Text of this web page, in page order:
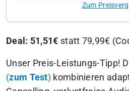
Zum
Deal: 51,51€ statt 79,99€
Unser Preis-Leistungs-Tipp!
(zum Test) kombinieren